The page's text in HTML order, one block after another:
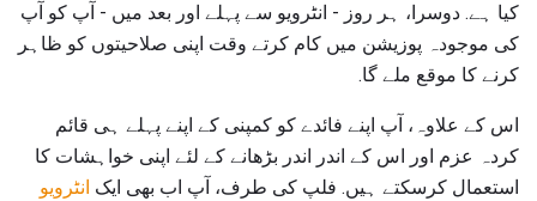
کیا ہے. دوسرا، ہر روز - انٹرویو سے پہلے اور بعد میں - آپ کو آپ
کی موجودہ پوزیشن میں کام کرتے وقت اپنی صلاحیتوں کو ظاہر
کرنے کا موقع ملے گا.
اس کے علاوہ، آپ اپنے فائدے کو کمپنی کے اپنے پہلے ہی قائم
کردہ عزم اور اس کے اندر اندر بڑھانے کے لئے اپنی خواہشات کا
استعمال کرسکتے ہیں. فلپ کی طرف، آپ اب بھی ایک انٹرویو